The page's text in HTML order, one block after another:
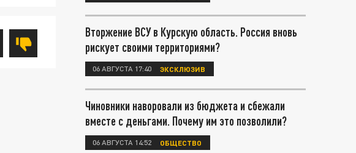
Вторжение ВСУ в Курскую область. Россия вновь
рискует своими территориями?
06 АВГУСТА 17:40 ЭКСКЛЮЗИВ
Чиновники наворовали из бюджета и сбежали
вместе с деньгами. Почему им это позволили?
06 АВГУСТА 14:52 ОБЩЕСТВО